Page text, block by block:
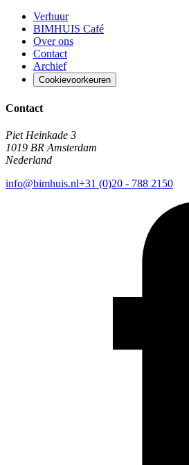
Verhuur
BIMHUIS Café
Over ons
Contact
Archief
Cookievoorkeuren
Contact
Piet Heinkade 3
1019 BR Amsterdam
Nederland
info@bimhuis.nl+31 (0)20 - 788 2150